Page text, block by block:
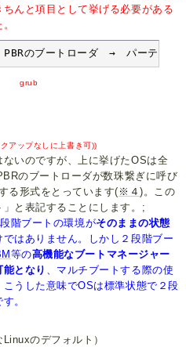
んと項目として挙げる必要がある
PBRのブートローダ　→　パーティシ
grub
アップなしに上書き可))
いのですが、上に挙げたOSは全
のブートローダが数珠繋ぎに呼び
る形式をとっています( ※４)。この
と表記することにします。;
階ブートの環境がそのままの状態
はありません。しかし２段階ブー
等の高機能なブートマネージャー
となり 、マルチブートする際の使
うした意味でOSは標準状態で２段
。
のデフォルト）